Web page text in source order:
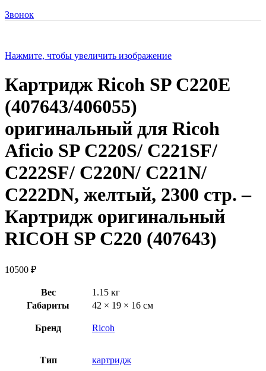
Звонок
Нажмите, чтобы увеличить изображение
Картридж Ricoh SP C220E
(407643/406055)
оригинальный для Ricoh
Aficio SP C220S/ C221SF/
C222SF/ C220N/ C221N/
C222DN, желтый, 2300 стр. –
Картридж оригинальный
RICOH SP C220 (407643)
10500 ₽
Вес
1.15 кг
Габариты
42 × 19 × 16 см
Бренд Ricoh
Тип картридж